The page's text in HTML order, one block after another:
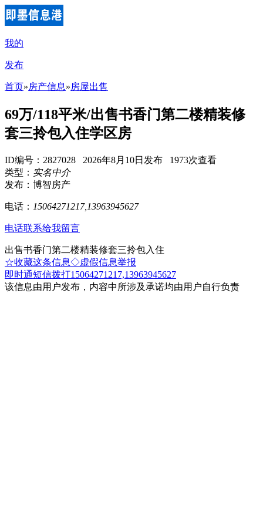
我的
发布
首页»房产信息»房屋出售
69万/118平米/出售书香门第二楼精装修
套三拎包入住学区房
ID编号：2827028 2026年8月10日发布 1973次查看
类型： 实名中介
发布：博智房产
电话： 15064271217,13963945627
电话联系给我留言
出售书香门第二楼精装修套三拎包入住
☆收藏这条信息◇虚假信息举报
即时通短信拨打15064271217,13963945627
该信息由用户发布，内容中所涉及承诺均由用户自行负责